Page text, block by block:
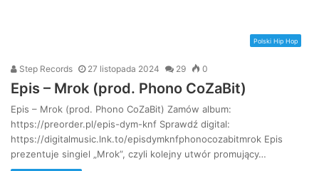
Polski Hip Hop
Step Records 27 listopada 2024 29 0
Epis – Mrok (prod. Phono CoZaBit)
Epis – Mrok (prod. Phono CoZaBit) Zamów album:
https://preorder.pl/epis-dym-knf Sprawdź digital:
https://digitalmusic.lnk.to/episdymknfphonocozabitmrok Epis
prezentuje singiel „Mrok”, czyli kolejny utwór promujący…